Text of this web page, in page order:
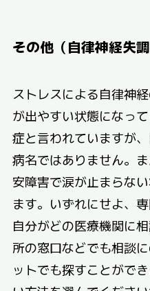
その他（自律神経失調
ストレスによる自律神
が出やすい状態になっ
症と言われていますが
病名ではありません。
安障害で涙が止まらな
ます。いずれにせよ、
自分がどの医療機関に
所の窓口などでも相談
ットでも探すことがで